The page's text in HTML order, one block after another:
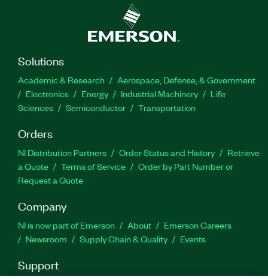
Solutions
Academic & Research
Aerospace, Defense, & Government
Electronics
Energy Industrial Machinery
Life
Sciences
Semiconductor Transportation
Orders
NI Distribution Partners Order Status and History
Retrieve
a Quote
Terms of Service
Order by Part Number or
Request a Quote
Company
NI is now part of Emerson About
Emerson Careers
Newsroom
Supply Chain & Quality Events
Support